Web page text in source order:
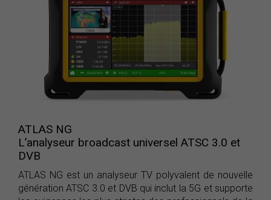
ATLAS NG
L’analyseur broadcast universel ATSC 3.0 et
DVB
ATLAS NG est un analyseur TV polyvalent de nouvelle
génération ATSC 3.0 et DVB qui inclut la 5G et supporte